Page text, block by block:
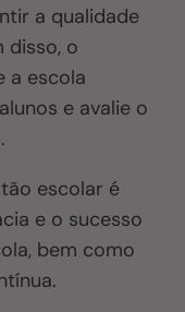
a qualidade
disso, o
a escola
e avalie o
escolar é
e o sucesso
bem como